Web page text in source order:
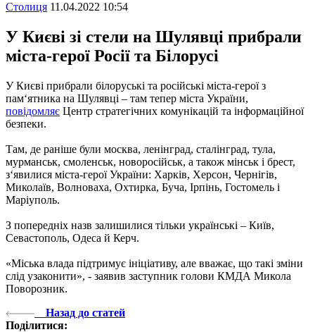
Столиця 11.04.2022 10:54
У Києві зі стели на Шулявці прибрали
міста-герої Росії та Білорусі
У Києві прибрали білоруські та російські міста-герої з
пам‘ятника на Шулявці – там тепер міста України,
повідомляє Центр стратегічних комунікацій та інформаційної
безпеки.
Там, де раніше були москва, ленінград, сталінград, тула,
мурманськ, смоленськ, новоросійськ, а також мінськ і брест,
з‘явилися міста-герої України: Харків, Херсон, Чернігів,
Миколаїв, Волноваха, Охтирка, Буча, Ірпінь, Гостомель і
Маріуполь.
З попередніх назв залишилися тільки українські – Київ,
Севастополь, Одеса й Керч.
«Міська влада підтримує ініціативу, але вважає, що такі зміни
слід узаконити», - заявив заступник голови КМДА Микола
Поворозник.
Назад до статей
Поділитися: